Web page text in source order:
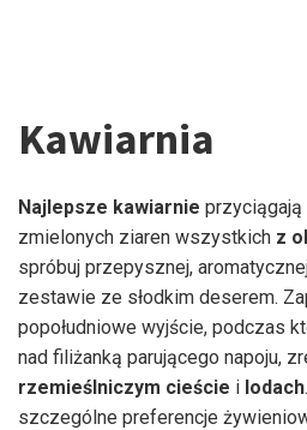
Kawiarnia
Najlepsze kawiarnie przyciągają
zmielonych ziaren wszystkich z
spróbuj przepysznej,
zestawie ze słodkim deserem.
popołudniowe wyjście, podczas
nad filiżanką parującego napoju,
rzemieślniczym cieście i lodach
szczególne preferencje